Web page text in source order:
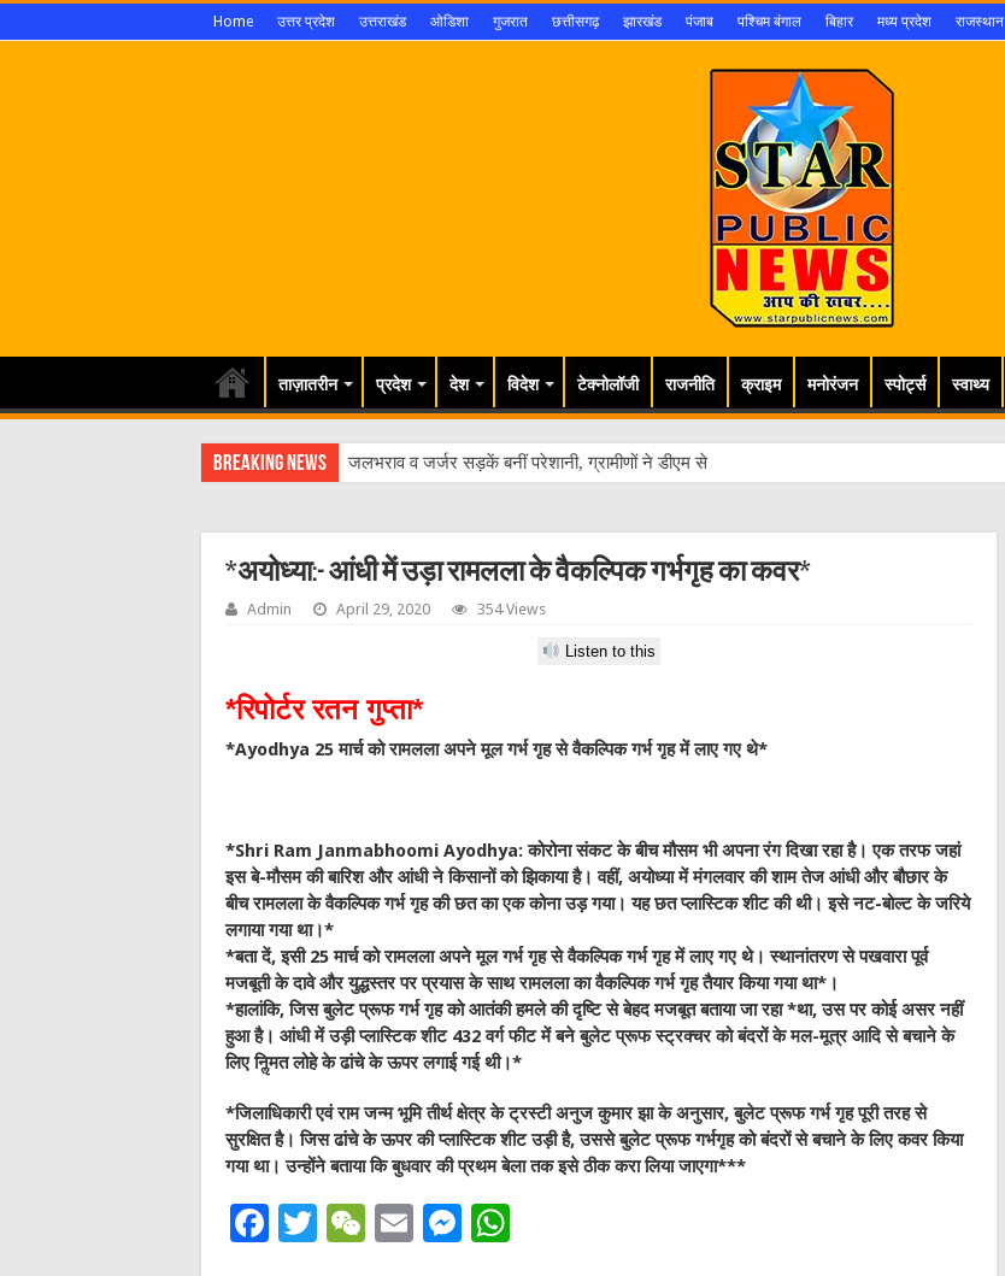
Home उत्तर प्रदेश उत्तराखंड ओडिशा गुजरात छत्तीसगढ़ झारखंड पंजाब पश्चिम बंगाल बिहार मध्य प्रदेश राजस्थान
ताज़ातरीन प्रदेश देश विदेश टेक्नोलॉजी राजनीति क्राइम मनोरंजन स्पोर्ट्स स्वाथ्य
Breaking News जलभराव व जर्जर सड़कें बनीं परेशानी, ग्रामीणों ने डीएम से लगाई गुहार
*अयोध्या:- आंधी में उड़ा रामलला के वैकल्पिक गर्भगृह का कवर*
Admin April 29, 2020 354 Views
Listen to this
*रिपोर्टर रतन गुप्ता*
*Ayodhya 25 मार्च को रामलला अपने मूल गर्भ गृह से वैकल्पिक गर्भ गृह में लाए गए थे*
*Shri Ram Janmabhoomi Ayodhya: कोरोना संकट के बीच मौसम भी अपना रंग दिखा रहा है। एक तरफ जहां
इस बे-मौसम की बारिश और आंधी ने किसानों को झिकाया है। वहीं, अयोध्‍या में मंगलवार की शाम तेज आंधी और बौछार के
बीच रामलला के वैकल्पिक गर्भ गृह की छत का एक कोना उड़ गया। यह छत प्लास्टिक शीट की थी। इसे नट-बोल्ट के जरिये
लगाया गया था।*
*बता दें, इसी 25 मार्च को रामलला अपने मूल गर्भ गृह से वैकल्पिक गर्भ गृह में लाए गए थे। स्थानांतरण से पखवारा पूर्व
मजबूती के दावे और युद्धस्तर पर प्रयास के साथ रामलला का वैकल्पिक गर्भ गृह तैयार किया गया था*।
*हालांकि, जिस बुलेट प्रूफ गर्भ गृह को आतंकी हमले की दृष्टि से बेहद मजबूत बताया जा रहा *था, उस पर कोई असर नहीं
हुआ है। आंधी में उड़ी प्लास्टिक शीट 432 वर्ग फीट में बने बुलेट प्रूफ स्ट्रक्चर को बंदरों के मल-मूत्र आदि से बचाने के
लिए निॢमत लोहे के ढांचे के ऊपर लगाई गई थी।*
*जिलाधिकारी एवं राम जन्म भूमि तीर्थ क्षेत्र के ट्रस्टी अनुज कुमार झा के अनुसार, बुलेट प्रूफ गर्भ गृह पूरी तरह से
सुरक्षित है। जिस ढांचे के ऊपर की प्लास्टिक शीट उड़ी है, उससे बुलेट प्रूफ गर्भगृह को बंदरों से बचाने के लिए कवर किया
गया था। उन्होंने बताया कि बुधवार की प्रथम बेला तक इसे ठीक करा लिया जाएगा***
F
T
W
E
M